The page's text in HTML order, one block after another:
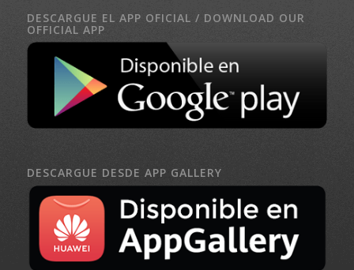
DESCARGUE EL APP OFICIAL / DOWNLOAD OUR
OFFICIAL APP
DESCARGUE DESDE APP GALLERY